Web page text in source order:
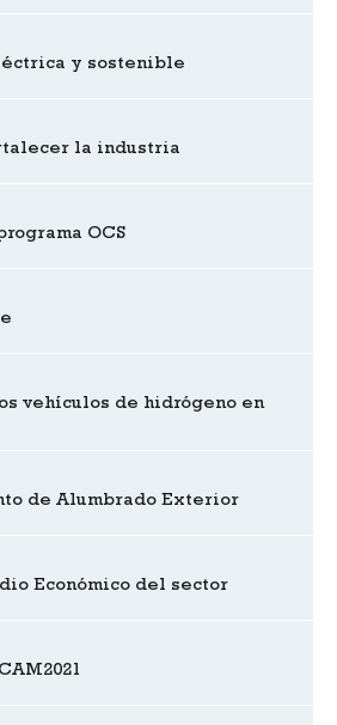
y sostenible
la industria
OCS
vehículos de hidrógeno en
de Alumbrado Exterior
Económico del sector